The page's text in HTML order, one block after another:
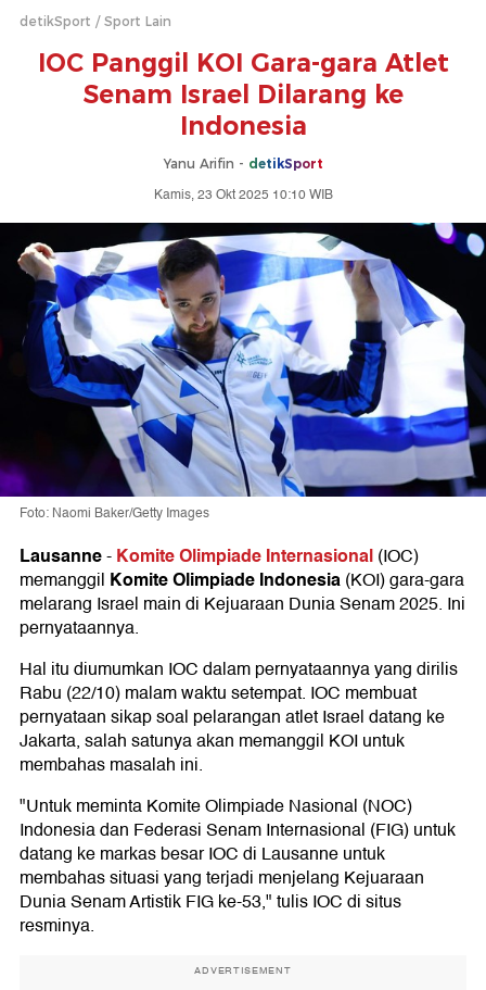
detikSport Sport Lain
IOC Panggil KOI Gara-gara Atlet
Senam Israel Dilarang ke
Indonesia
Yanu Arifin - detikSport
Kamis, 23 Okt 2025 10:10 WIB
Foto: Naomi Baker/Getty Images
Lausanne-Komite Olimpiade Internasional(IOC)
memanggil Komite Olimpiade Indonesia(KOI) gara-gara
melarang Israel main di Kejuaraan Dunia Senam 2025. Ini
pernyataannya.
Hal itu diumumkan IOC dalam pernyataannya yang dirilis
Rabu (22/10) malam waktu setempat. IOC membuat
pernyataan sikap soal pelarangan atlet Israel datang ke
Jakarta, salah satunya akan memanggil KOI untuk
membahas masalah ini.
"Untuk meminta Komite Olimpiade Nasional (NOC)
Indonesia dan Federasi Senam Internasional (FIG) untuk
datang ke markas besar IOC di Lausanne untuk
membahas situasi yang terjadi menjelang Kejuaraan
Dunia Senam Artistik FIG ke-53," tulis IOC di situs
resminya.
ADVERTISEMENT